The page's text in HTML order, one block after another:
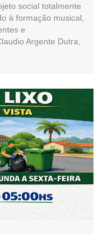
social totalmente
à formação musical,
e
Argente Dutra,